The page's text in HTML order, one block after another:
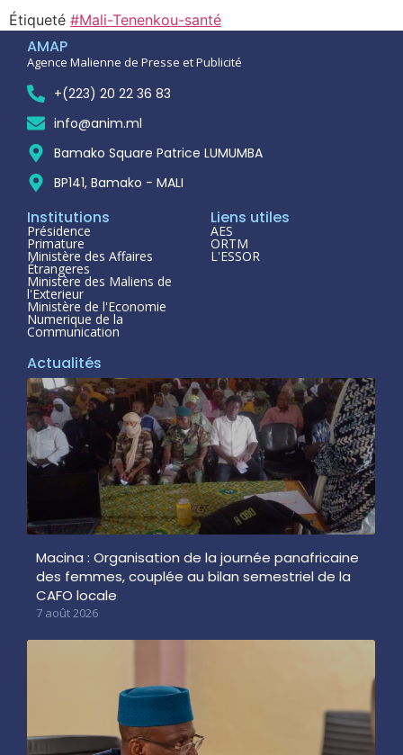
Étiqueté #Mali-Tenenkou-santé
AMAP
Agence Malienne de Presse et Publicité
+(223) 20 22 36 83
info@anim.ml
Bamako Square Patrice LUMUMBA
BP141, Bamako - MALI
Institutions
Présidence
Primature
Ministère des Affaires
Étrangeres
Ministère des Maliens de
l'Exterieur
Ministère de l'Economie
Numerique de la
Communication
Liens utiles
AES
ORTM
L'ESSOR
Actualités
Macina : Organisation de la journée panafricaine
des femmes, couplée au bilan semestriel de la
CAFO locale
7 août 2026